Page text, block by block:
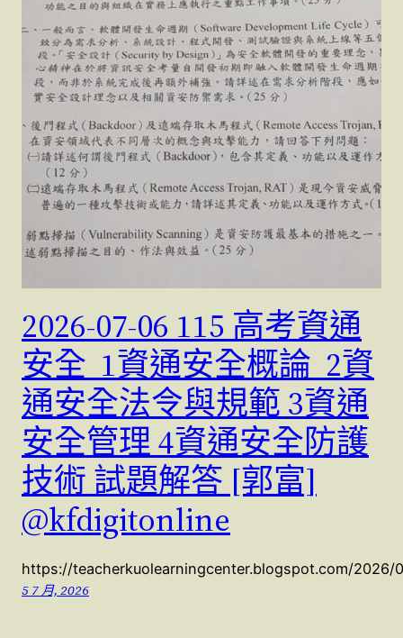
2026-07-06 115 高考資通
安全 1資通安全概論 2資
通安全法令與規範 3資通
安全管理 4資通安全防護
技術 試題解答 [郭富]
@kfdigitonline
https://teacherkuolearningcenter.blogspot.com/2026/
5 7 月, 2026